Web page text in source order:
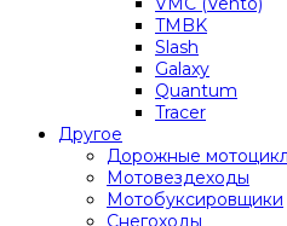
TMBK
Slash
Galaxy
Quantum
Tracer
Другое
Дорожные
Мотовездеходы
Мотобуксировщики
Снегоходы